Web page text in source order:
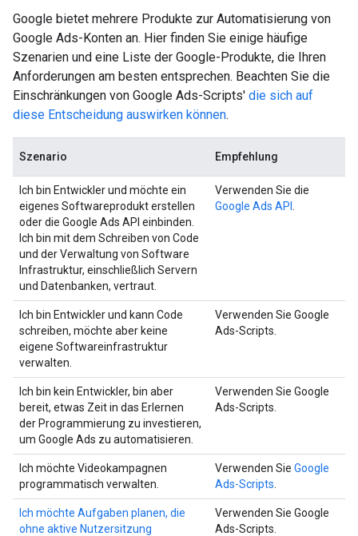
Google bietet mehrere Produkte zur Automatisierung von
Google Ads-Konten an. Hier finden Sie einige häufige
Szenarien und eine Liste der Google-Produkte, die Ihren
Anforderungen am besten entsprechen. Beachten Sie die
Einschränkungen von Google Ads-Scripts' die sich auf
diese Entscheidung auswirken können.
Szenario Empfehlung
Ich bin Entwickler und möchte ein
eigenes Softwareprodukt erstellen
oder die Google Ads API einbinden.
Ich bin mit dem Schreiben von Code
und der Verwaltung von Software
Infrastruktur, einschließlich Servern
und Datenbanken, vertraut.
Verwenden Sie die
Google Ads API
Ich bin Entwickler und kann Code
schreiben, möchte aber keine
eigene Softwareinfrastruktur
verwalten.
Verwenden Sie Google
Ads-Scripts.
Ich bin kein Entwickler, bin aber
bereit, etwas Zeit in das Erlernen
der Programmierung zu investieren,
um Google Ads zu automatisieren.
Verwenden Sie Google
Ads-Scripts.
Ich möchte Videokampagnen
programmatisch verwalten.
Verwenden Sie Google
Ads-Scripts
Ich möchte Aufgaben planen, die
ohne aktive Nutzersitzung
Verwenden Sie Google
Ads-Scripts.